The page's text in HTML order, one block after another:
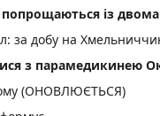
із
за добу на
з парамедикинею
(ОНОВЛЮЄТЬСЯ)